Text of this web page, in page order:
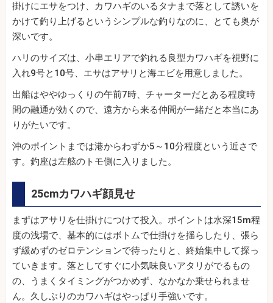
掛けにエサをつけ、カワハギのいるタナまで落として誘いを
かけて釣り上げるというシンプルな釣りなのに、とても奥が
深いです。
ハリのサイズは、小串エリアで釣れる良型カワハギを視野に
入れ9号と10号、エサはアサリと海エビを用意しました。
出船はややゆっくりの午前7時、チャーターだとある程度時
間の融通が効くので、遠方から来る仲間が一緒だと本当にあ
りがたいです。
沖のポイントまでは港からわずか5～10分程度という近さで
す。釣座は左舷のトモ側に入りました。
25cmカワハギ顔見せ
まずはアサリを仕掛けにつけて投入。ポイントは水深15m程
度の浅場で、基本的にはボトムで仕掛けを揺らしたり、張ら
ず緩めずのゼロテンションで待ったりと、終始集中して探っ
ていきます。落としてすぐに小気味良いアタリがでるもの
の、うまくタイミングがつかめず、なかなか乗せられませ
ん。久しぶりのカワハギはやっぱり手強いです。